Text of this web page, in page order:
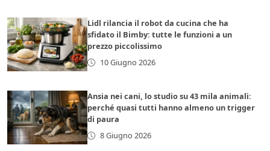
Lidl rilancia il robot da cucina che ha
sfidato il Bimby: tutte le funzioni a un
prezzo piccolissimo
10 Giugno 2026
Ansia nei cani, lo studio su 43 mila animali:
perché quasi tutti hanno almeno un trigger
di paura
8 Giugno 2026